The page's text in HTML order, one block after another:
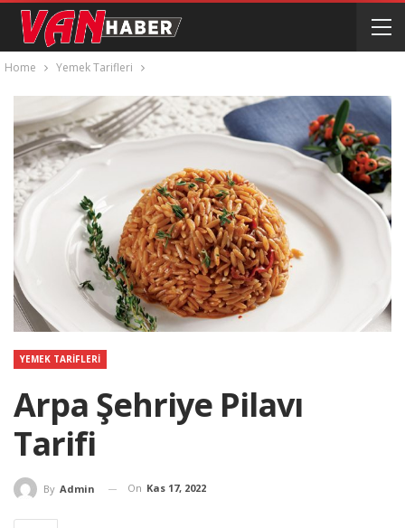
Home Yemek Tarifleri
YEMEK TARIFLERI
Arpa Şehriye Pilavı
Tarifi
By Admin On Kas 17, 2022